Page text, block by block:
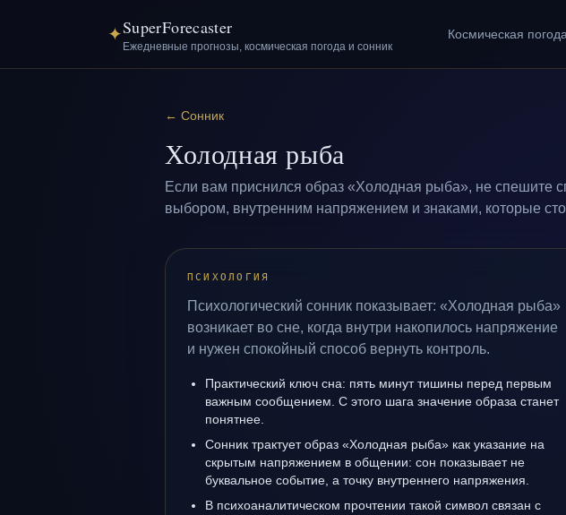
✦SuperForecaster
Ежедневные прогнозы, космическая погода и сонник
Космическая погода
← Сонник
Холодная рыба
Если вам приснился образ «Холодная рыба», не спешите
выбором, внутренним напряжением и знаками, которые
ПСИХОЛОГИЯ
Психологический сонник показывает: «Холодная рыба»
возникает во сне, когда внутри накопилось напряжение
и нужен спокойный способ вернуть контроль.
Практический ключ сна: пять минут тишины перед первым
важным сообщением. С этого шага значение образа станет
понятнее.
Сонник трактует образ «Холодная рыба» как указание на
скрытым напряжением в общении: сон показывает не
буквальное событие, а точку внутреннего напряжения.
В психоаналитическом прочтении такой символ связан с